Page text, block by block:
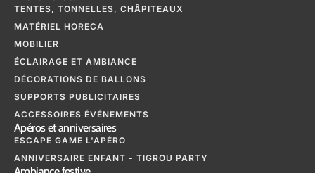
TENTES, TONNELLES, CHÂPITEAUX
MATÉRIEL HORECA
MOBILIER
ÉCLAIRAGE ET AMBIANCE
DÉCORATIONS DE BALLONS
SUPPORTS PUBLICITAIRES
ACCESSOIRES ÉVÉNEMENTS
Apéros et anniversaires
ESCAPE GAME L'APÉRO
ANNIVERSAIRE ENFANT - TIGROU PARTY